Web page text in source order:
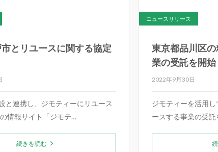
とリユースに関する協定
と連携し、ジモティーにリユース
情報サイト「ジモテ…
続きを読む
ニュースリリース
東京都品川区
業の受託を開始
2022年9月30日
ジモティーを活用
ースする事業の受